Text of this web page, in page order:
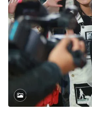
Y tế
Thế giới
Tin tức
Thế giới đó đây
Câu chuyện quốc tế
Kinh tế
Tài chính
Thị trường
Dữ liệu và đời sống